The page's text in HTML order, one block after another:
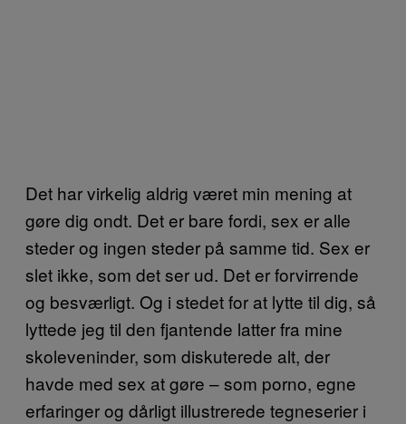
Det har virkelig aldrig været min mening at
gøre dig ondt. Det er bare fordi, sex er alle
steder og ingen steder på samme tid. Sex er
slet ikke, som det ser ud. Det er forvirrende
og besværligt. Og i stedet for at lytte til dig, så
lyttede jeg til den fjantende latter fra mine
skoleveninder, som diskuterede alt, der
havde med sex at gøre – som porno, egne
erfaringer og dårligt illustrerede tegneserier i